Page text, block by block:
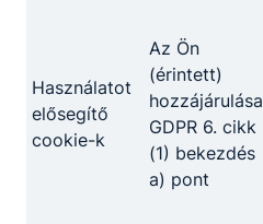
Használatot
elősegítő
cookie-k
Az Ön
(érintett)
hozzájárulása
GDPR 6. cikk
(1) bekezdés
a) pont